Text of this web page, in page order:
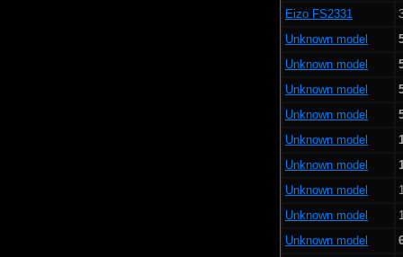
Eizo FS2331
Unknown model
Unknown model
Unknown model
Unknown model
Unknown model
Unknown model
Unknown model
Unknown model
Unknown model